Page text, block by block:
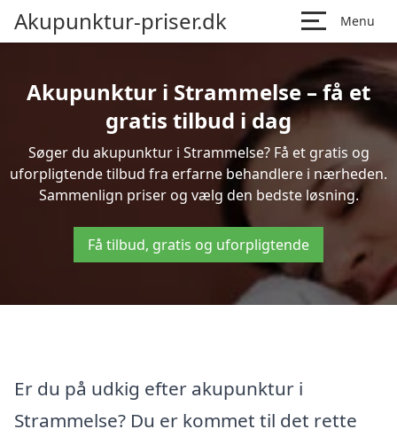
Akupunktur-priser.dk Menu
Akupunktur i Strammelse – få et
gratis tilbud i dag
Søger du akupunktur i Strammelse? Få et gratis og
uforpligtende tilbud fra erfarne behandlere i nærheden.
Sammenlign priser og vælg den bedste løsning.
Få tilbud, gratis og uforpligtende
Er du på udkig efter akupunktur i
Strammelse? Du er kommet til det rette